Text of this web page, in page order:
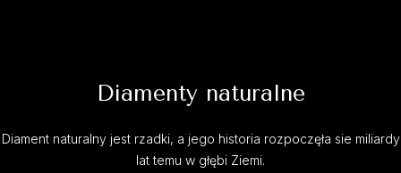
Diamenty naturalne
Diament naturalny jest rzadki, a jego historia rozpoczęła sie miliardy
lat temu w głębi Ziemi.